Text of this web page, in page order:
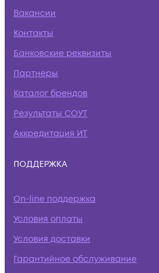
Вакансии
Контакты
Банковские реквизиты
Партнеры
Каталог брендов
Результаты СОУТ
Аккредитация ИТ
ПОДДЕРЖКА
On-line поддержка
Условия оплаты
Условия доставки
Гарантийное обслуживание